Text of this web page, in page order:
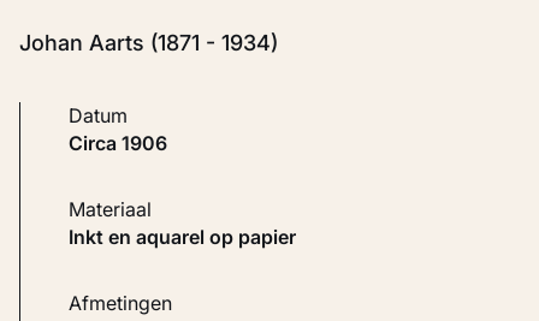
Johan Aarts (1871 - 1934)
Datum
circa 1906
Materiaal
Inkt en aquarel op papier
Afmetingen